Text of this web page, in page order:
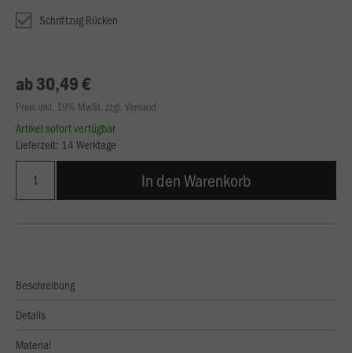
Schriftzug Rücken
ab 30,49 €
Preis inkl. 19% MwSt. zzgl. Versand
Artikel sofort verfügbar
Lieferzeit: 14 Werktage
In den Warenkorb
Beschreibung
Details
Material